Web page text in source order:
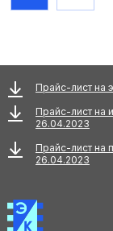
Прайс-лист на
Прайс-лист на
26.04.2023
Прайс-лист на
26.04.2023